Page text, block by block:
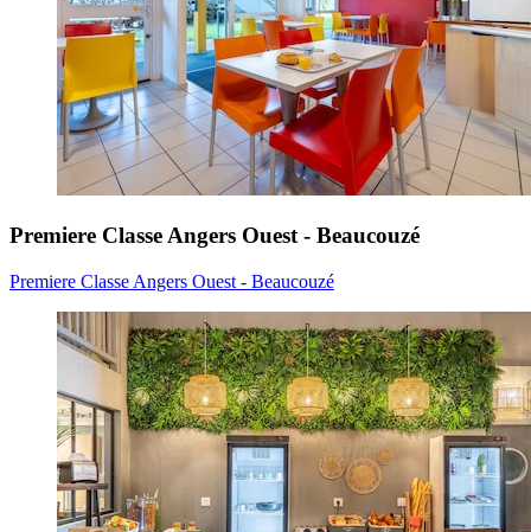
Premiere Classe Angers Ouest - Beaucouzé
Premiere Classe Angers Ouest - Beaucouzé